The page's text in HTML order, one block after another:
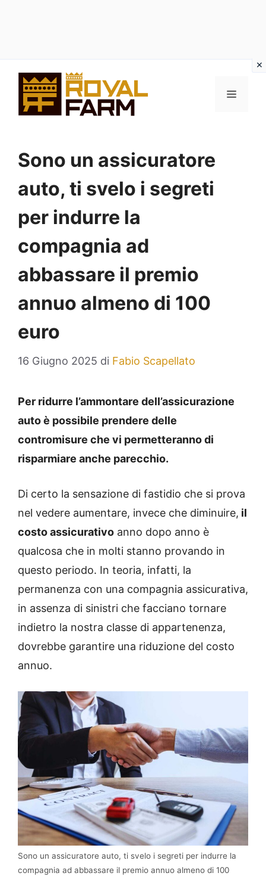
contenuto
MENU
Sono un assicuratore
auto, ti svelo i segreti
per indurre la
compagnia ad
abbassare il premio
annuo almeno di 100
euro
16 Giugno 2025 di Fabio Scapellato
Per ridurre l’ammontare dell’assicurazione
auto è possibile prendere delle
contromisure che vi permetteranno di
risparmiare anche parecchio.
Di certo la sensazione di fastidio che si prova
nel vedere aumentare, invece che diminuire, il
costo assicurativo anno dopo anno è
qualcosa che in molti stanno provando in
questo periodo. In teoria, infatti, la
permanenza con una compagnia assicurativa,
in assenza di sinistri che facciano tornare
indietro la nostra classe di appartenenza,
dovrebbe garantire una riduzione del costo
annuo.
Sono un assicuratore auto, ti svelo i segreti per indurre la
compagnia ad abbassare il premio annuo almeno di 100